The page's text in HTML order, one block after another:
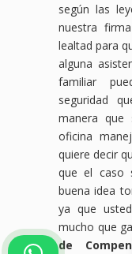
según las
nuestra
lealtad para
alguna
familiar
seguridad
manera que
oficina
quiere decir
que el caso
buena idea
ya que
mucho que
de